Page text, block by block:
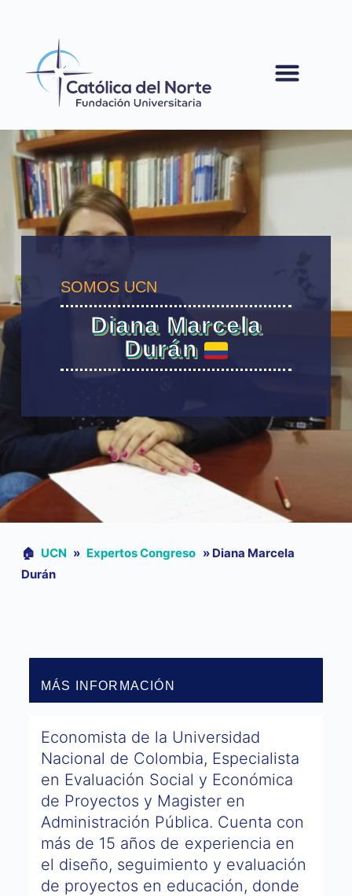
SOMOS UCN
Diana Marcela
Durán
🏠︎ UCN » Expertos Congreso » Diana Marcela
Durán
MÁS INFORMACIÓN
Economista de la Universidad
Nacional de Colombia, Especialista
en Evaluación Social y Económica
de Proyectos y Magister en
Administración Pública. Cuenta con
más de 15 años de experiencia en
el diseño, seguimiento y evaluación
de proyectos en educación, donde